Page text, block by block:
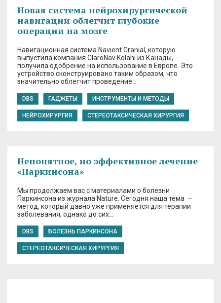
Новая система нейрохирургической
навигации облегчит глубокие
операции на мозге
Навигационная система Navient Cranial, которую
выпустила компания ClaroNav Kolahi из Канады,
получила одобрение на использование в Европе. Это
устройство сконструировано таким образом, что
значительно облегчит проведение…
DBS ГАДЖЕТЫ ИНСТРУМЕНТЫ И МЕТОДЫ
НЕЙРОХИРУРГИЯ СТЕРЕОТАКСИЧЕСКАЯ ХИРУРГИЯ
Непонятное, но эффективное лечение
«Паркинсона»
Мы продолжаем вас с материалами о болезни
Паркинсона из журнала Nature. Сегодня наша тема —
метод, который давно уже применяется для терапии
заболевания, однако до сих…
DBS БОЛЕЗНЬ ПАРКИНСОНА
СТЕРЕОТАКСИЧЕСКАЯ ХИРУРГИЯ